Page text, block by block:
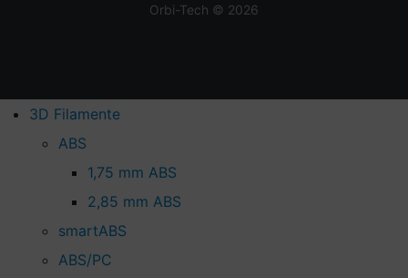
Orbi-Tech © 2026
3D Filamente
ABS
1,75 mm ABS
2,85 mm ABS
smartABS
ABS/PC